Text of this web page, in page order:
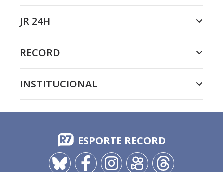
JR 24H
RECORD
INSTITUCIONAL
ESPORTE RECORD